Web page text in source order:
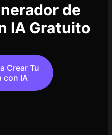
de
IA Gratuito
Crear Tu
con IA